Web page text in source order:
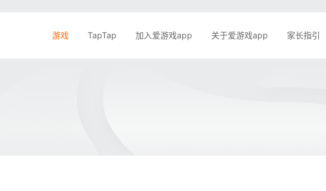
游戏 TapTap 加入爱游戏app 关于爱游戏app 家长指引